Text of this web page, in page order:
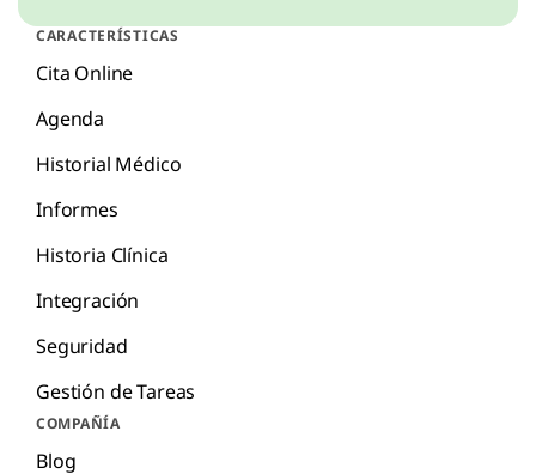
CARACTERÍSTICAS
Cita Online
Agenda
Historial Médico
Informes
Historia Clínica
Integración
Seguridad
Gestión de Tareas
COMPAÑÍA
Blog